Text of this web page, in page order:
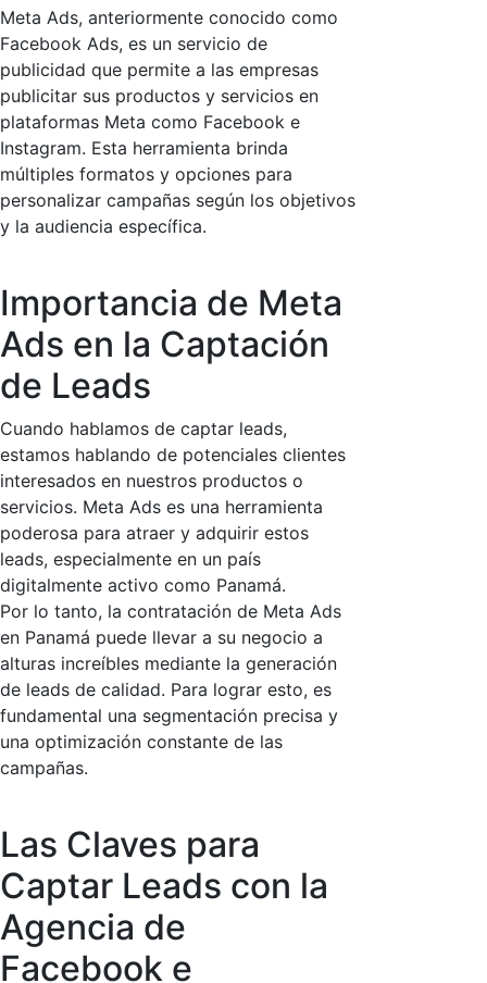
Meta Ads, anteriormente conocido como
Facebook Ads, es un servicio de
publicidad que permite a las empresas
publicitar sus productos y servicios en
plataformas Meta como Facebook e
Instagram. Esta herramienta brinda
múltiples formatos y opciones para
personalizar campañas según los objetivos
y la audiencia específica.
Importancia de Meta
Ads en la Captación
de Leads
Cuando hablamos de captar leads,
estamos hablando de potenciales clientes
interesados en nuestros productos o
servicios. Meta Ads es una herramienta
poderosa para atraer y adquirir estos
leads, especialmente en un país
digitalmente activo como Panamá.
Por lo tanto, la contratación de Meta Ads
en Panamá puede llevar a su negocio a
alturas increíbles mediante la generación
de leads de calidad. Para lograr esto, es
fundamental una segmentación precisa y
una optimización constante de las
campañas.
Las Claves para
Captar Leads con la
Agencia de
Facebook e